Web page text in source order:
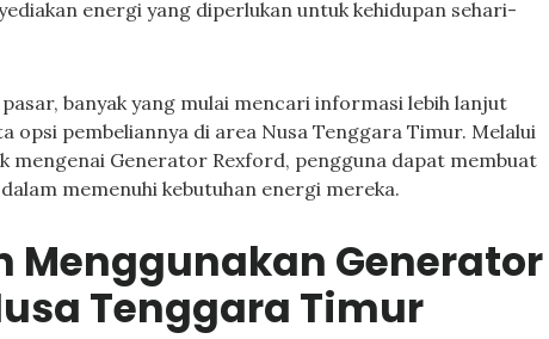
energi yang diperlukan untuk kehidupan sehari-
banyak yang mulai mencari informasi lebih lanjut
pembeliannya di area Nusa Tenggara Timur. Melalui
mengenai Generator Rexford, pengguna dapat membuat
memenuhi kebutuhan energi mereka.
Menggunakan Generator
Tenggara Timur